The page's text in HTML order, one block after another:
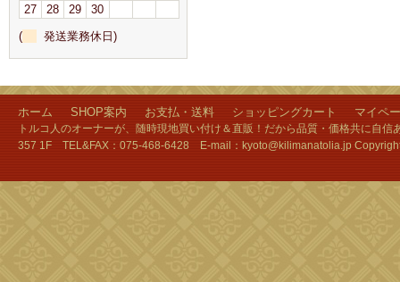
27
28 29
30
(
発送業務休日)
ホーム SHOP案内 お支払・送料 ショッピングカート マイペ
トルコ人のオーナーが、随時現地買い付け＆直販！だから品質・価格共に自
357 1F TEL&FAX：075-468-6428 E-mail：kyoto@kilimanatolia.jp